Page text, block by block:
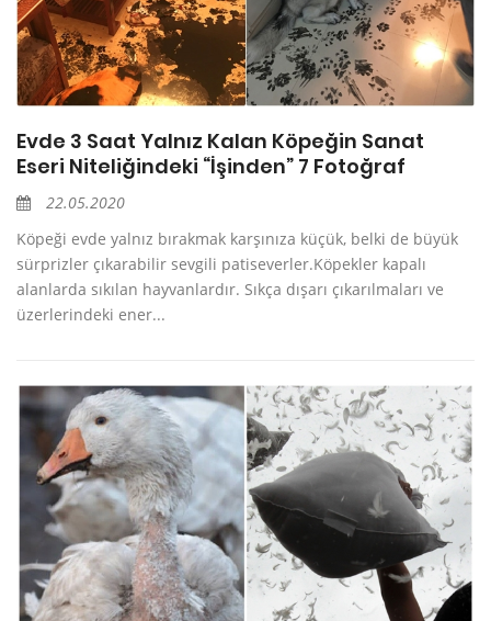
Evde 3 Saat Yalnız Kalan Köpeğin Sanat
Eseri Niteliğindeki “İşinden” 7 Fotoğraf
22.05.2020
Köpeği evde yalnız bırakmak karşınıza küçük, belki de büyük
sürprizler çıkarabilir sevgili patiseverler.Köpekler kapalı
alanlarda sıkılan hayvanlardır. Sıkça dışarı çıkarılmaları ve
üzerlerindeki ener...